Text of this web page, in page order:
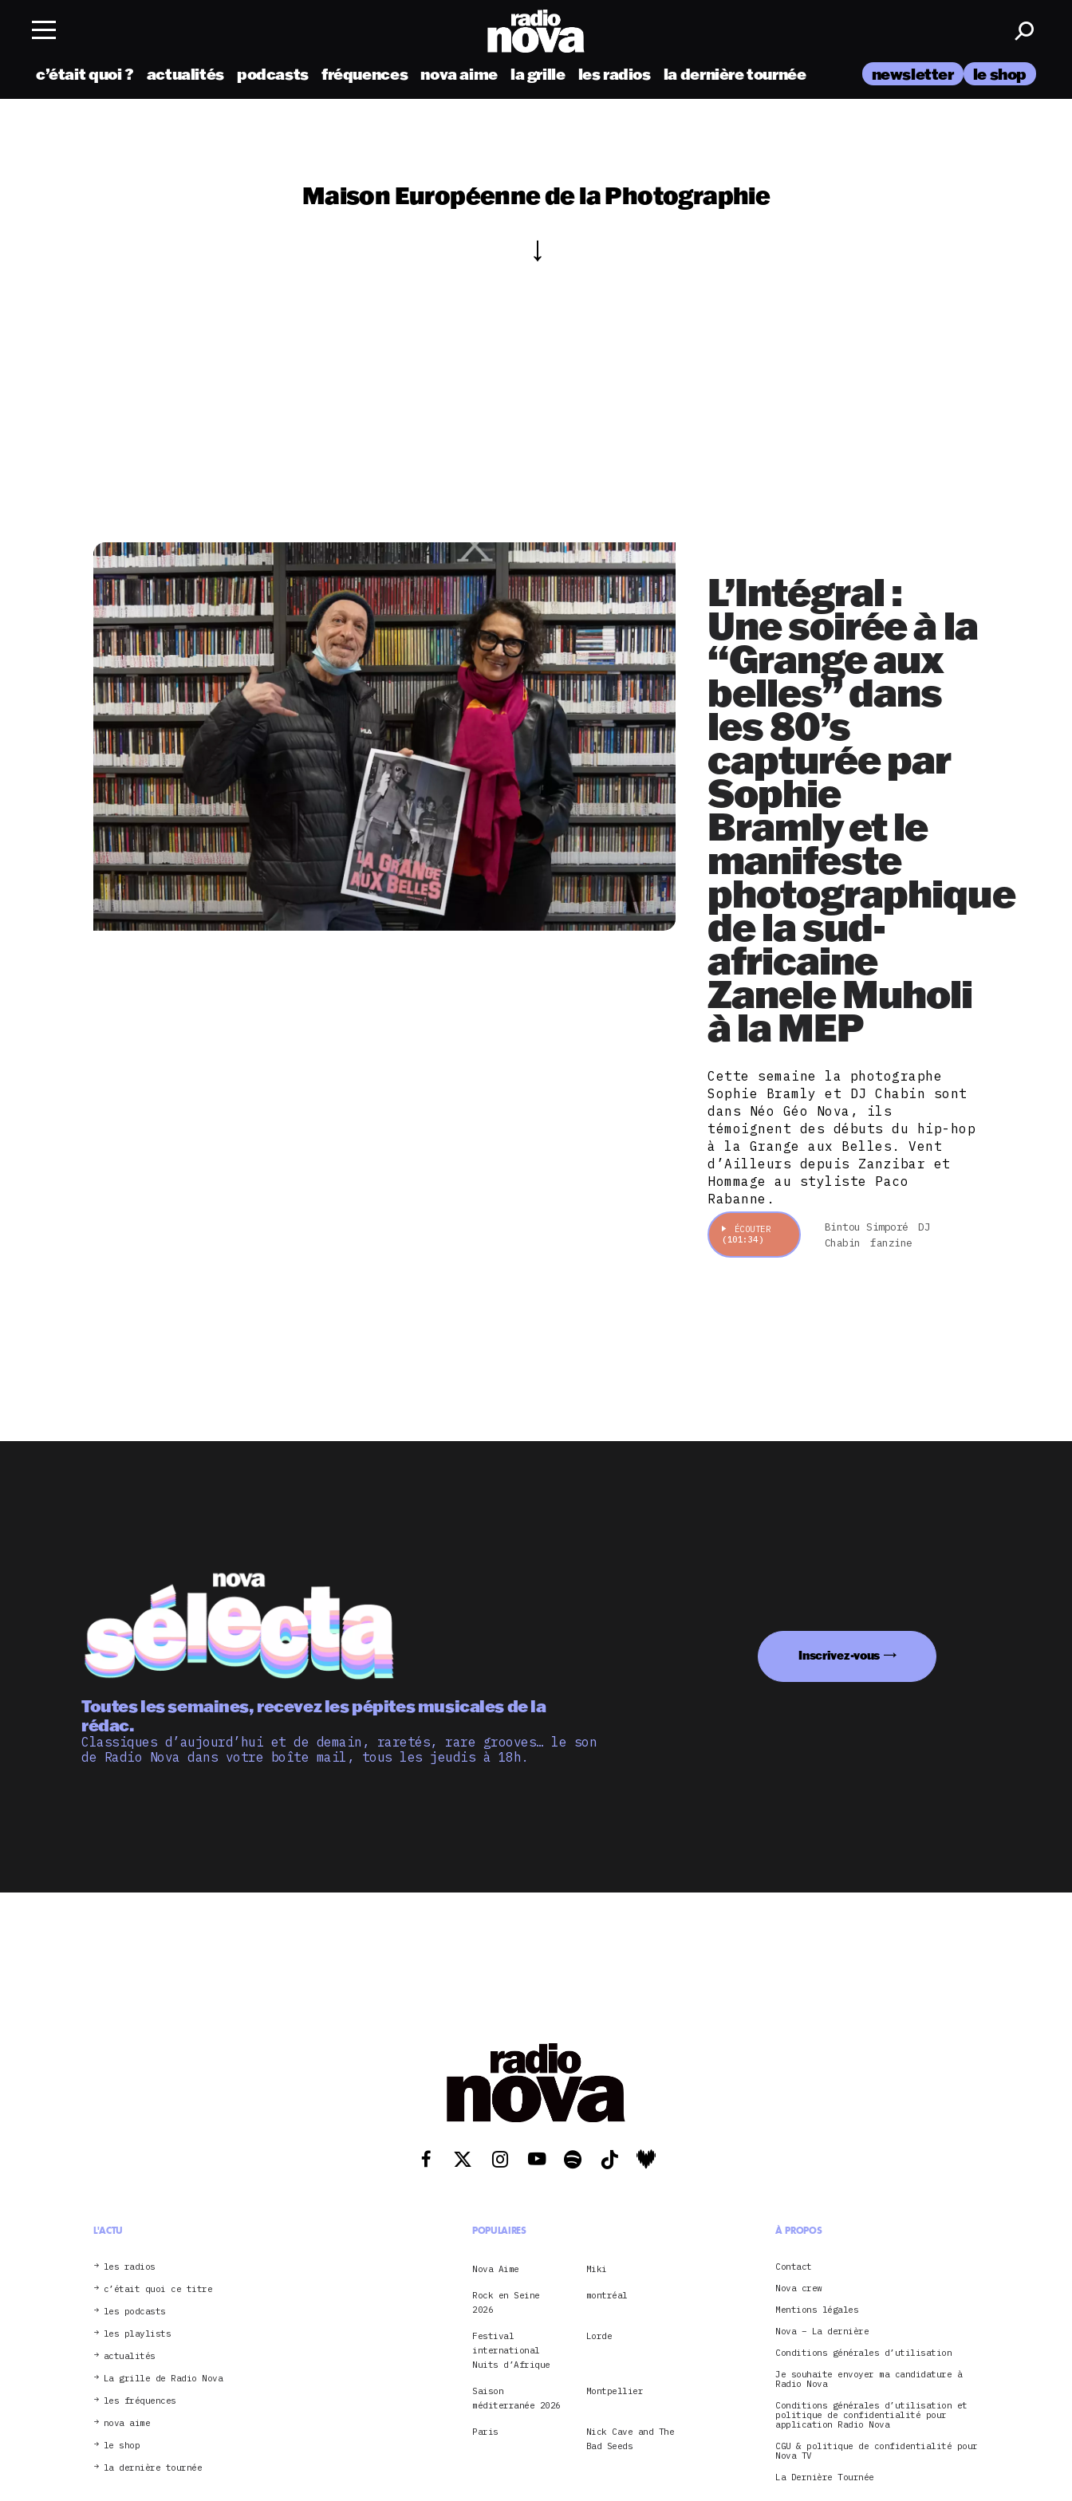
c’était quoi ? actualités podcasts fréquences nova aime la grille les radios la dernière tournée newsletter le shop
Maison Européenne de la Photographie
L’Intégral :
Une soirée à la
“Grange aux
belles” dans
les 80’s
capturée par
Sophie
Bramly et le
manifeste
photographique
de la sud-
africaine
Zanele Muholi
à la MEP
Cette semaine la photographe
Sophie Bramly et DJ Chabin sont
dans Néo Géo Nova, ils
témoignent des débuts du hip-hop
à la Grange aux Belles. Vent
d’Ailleurs depuis Zanzibar et
Hommage au styliste Paco
Rabanne.
ÉCOUTER
(101:34)
Bintou Simporé
DJ
Chabin
fanzine
Toutes les semaines, recevez les pépites musicales de la
rédac.
Classiques d’aujourd’hui et de demain, raretés, rare grooves… le son
de Radio Nova dans votre boîte mail, tous les jeudis à 18h.
Inscrivez-vous
L'ACTU
les radios
c’était quoi ce titre
les podcasts
les playlists
actualités
La grille de Radio Nova
les fréquences
nova aime
le shop
la dernière tournée
POPULAIRES
Nova Aime Miki
Rock en Seine
2026
montréal
Festival
international
Nuits d’Afrique
Lorde
Saison
méditerranée 2026
Montpellier
Paris
Nick Cave and The
Bad Seeds
À PROPOS
Contact
Nova crew
Mentions légales
Nova – La dernière
Conditions générales d’utilisation
Je souhaite envoyer ma candidature à
Radio Nova
Conditions générales d’utilisation et
politique de confidentialité pour
application Radio Nova
CGU & politique de confidentialité pour
Nova TV
La Dernière Tournée